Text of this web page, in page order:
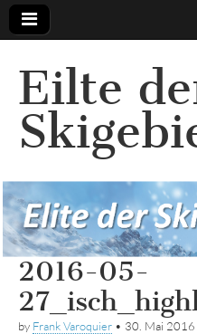
Eilte
2016-05-
by Frank Varoquier • 30. Mai 2016